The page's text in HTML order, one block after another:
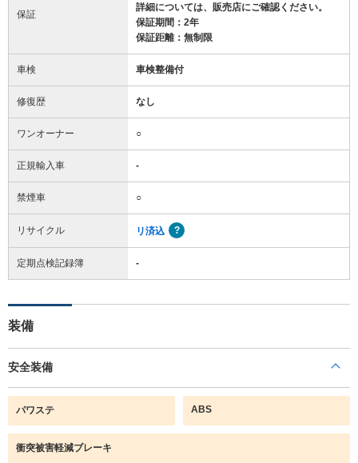
保証
詳細については、販売店にご確認ください。
保証期間：2年
保証距離：無制限
車検 車検整備付
修復歴 なし
ワンオーナー ○
正規輸入車 -
禁煙車 ○
リサイクル リ済込
定期点検記録簿 -
装備
安全装備
パワステ ABS
衝突被害軽減ブレーキ